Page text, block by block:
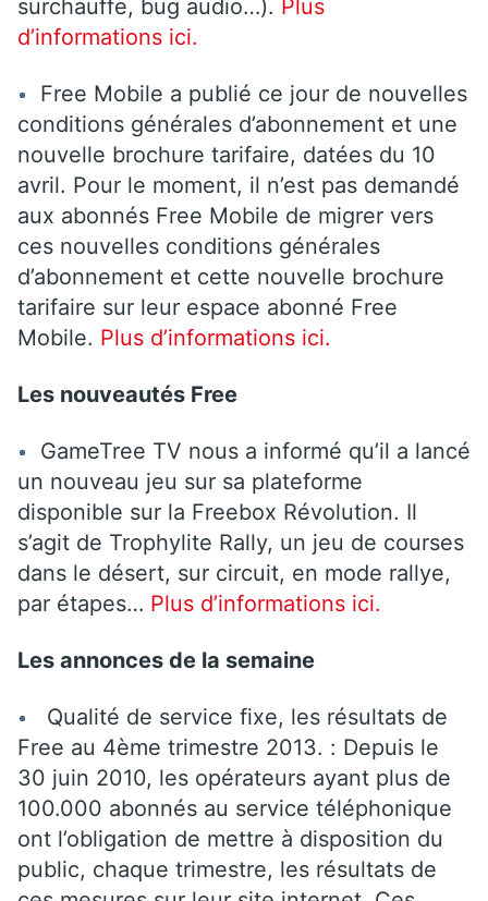
surchauffe, bug audio…). Plus
d’informations ici.
Free Mobile a publié ce jour de nouvelles
conditions générales d’abonnement et une
nouvelle brochure tarifaire, datées du 10
avril. Pour le moment, il n’est pas demandé
aux abonnés Free Mobile de migrer vers
ces nouvelles conditions générales
d’abonnement et cette nouvelle brochure
tarifaire sur leur espace abonné Free
Mobile. Plus d’informations ici.
Les nouveautés Free
GameTree TV nous a informé qu’il a lancé
un nouveau jeu sur sa plateforme
disponible sur la Freebox Révolution. Il
s’agit de Trophylite Rally, un jeu de courses
dans le désert, sur circuit, en mode rallye,
par étapes… Plus d’informations ici.
Les annonces de la semaine
Qualité de service fixe, les résultats de
Free au 4ème trimestre 2013. : Depuis le
30 juin 2010, les opérateurs ayant plus de
100.000 abonnés au service téléphonique
ont l’obligation de mettre à disposition du
public, chaque trimestre, les résultats de